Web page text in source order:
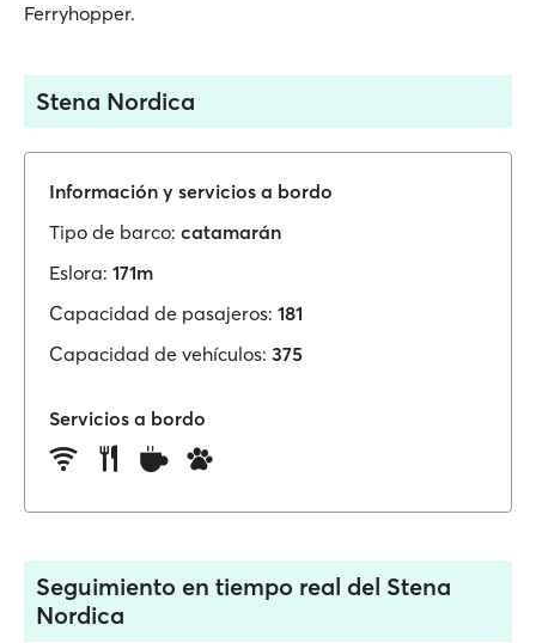
Ferryhopper.
Stena Nordica
Información y servicios a bordo
Tipo de barco: catamarán
Eslora: 171m
Capacidad de pasajeros: 181
Capacidad de vehículos: 375
Servicios a bordo
Seguimiento en tiempo real del Stena
Nordica